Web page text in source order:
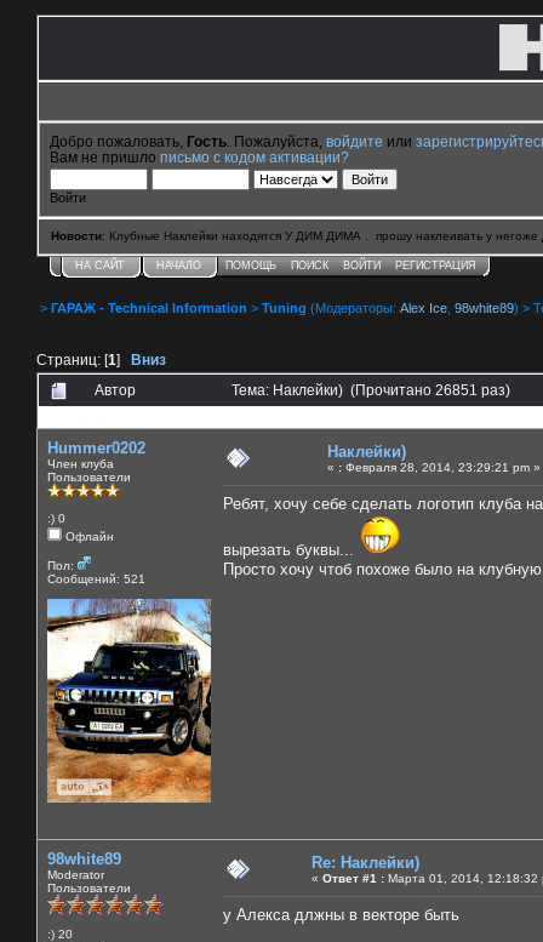
Добро пожаловать, Гость . Пожалуйста, войдите или
Вам не пришло письмо с кодом активации?
Войти
Новости: Клубные Наклейки находятся У ДИМ ДИМА . прошу наклеивать у негоже
НА САЙТ НАЧАЛО ПОМОЩЬ ПОИСК ВОЙТИ РЕГИСТРАЦИЯ
> ГАРАЖ - Technical Information > Tuning (Модераторы: Alex Ice 98white89) >
Страниц: [1] Вниз
Автор
Тема: Наклейки) (Прочитано 26851 раз)
Hummer0202
Член клуба
Пользователи
:) 0
Офлайн
Пол:
Сообщений: 521
Наклейки)
« : Февраля 28, 2014, 23:29:21 pm »
Ребят, хочу себе сделать логотип клуба
вырезать буквы...
Просто хочу чтоб похоже было на
98white89
Moderator
Пользователи
:) 20
Re: Наклейки)
« Ответ #1 : Марта 01, 2014, 12:18:32
у Алекса длжны в векторе быть